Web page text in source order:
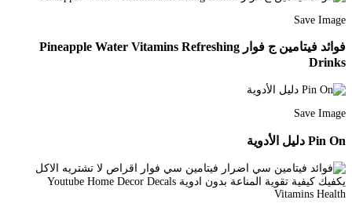
Save Image
فوائد فيتامين ج فوار Pineapple Water Vitamins Refreshing
Drinks
Save Image
Pin On دليل الأدوية